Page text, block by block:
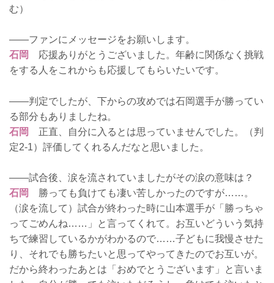
む）
――ファンにメッセージをお願いします。
石岡
応援ありがとうございました。年齢に関係なく挑戦
をする人をこれからも応援してもらいたいです。
――判定でしたが、下からの攻めでは石岡選手が勝ってい
る部分もありましたね。
石岡
正直、自分に入るとは思っていませんでした。（判
定2-1）評価してくれるんだなと思いました。
――試合後、涙を流されていましたがその涙の意味は？
石岡
勝っても負けても凄い苦しかったのですが……。
（涙を流して）試合が終わった時に山本選手が「勝っちゃ
ってごめんね……」と言ってくれて。お互いどういう気持
ちで練習しているかがわかるので……子どもに我慢させた
り、それでも勝ちたいと思ってやってきたのでお互いが。
だから終わったあとは「おめでとうございます」と言いま